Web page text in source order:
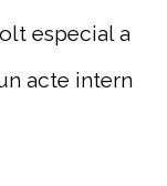
especial a
acte intern